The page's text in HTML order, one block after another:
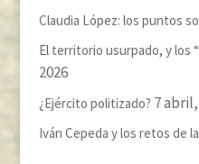
Claudia López: los puntos
El territorio usurpado, y los
2026
¿Ejército politizado? 7
Iván Cepeda y los retos de